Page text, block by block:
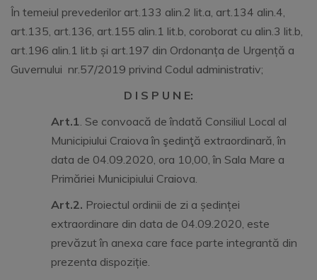
În temeiul prevederilor art.133 alin.2 lit.a, art.134 alin.4,
art.135, art.136, art.155 alin.1 lit.b, coroborat cu alin.3 lit.b,
art.196 alin.1 lit.b și art.197 din Ordonanța de Urgență a
Guvernului nr.57/2019 privind Codul administrativ;
D I S P U N E:
Art.1. Se convoacă de îndată Consiliul Local al
Municipiului Craiova în şedinţă extraordinară, în
data de 04.09.2020, ora 10,00, în Sala Mare a
Primăriei Municipiului Craiova.
Art.2. Proiectul ordinii de zi a ședinței
extraordinare din data de 04.09.2020, este
prevăzut în anexa care face parte integrantă din
prezenta dispoziție.